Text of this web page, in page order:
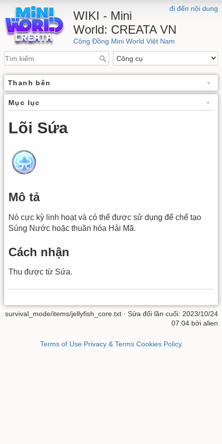
đi đến nội dung
WIKI - Mini
World: CREATA VN
Cộng Đồng Mini World Việt Nam
Thanh bên
Mục lục
Lõi Sứa
Mô tả
Nó cực kỳ linh hoạt và có thể được sử dụng để chế tạo
Súng Nước hoặc thuần hóa Hải Mã.
Cách nhận
Thu được từ Sứa.
survival_mode/items/jellyfish_core.txt · Sửa đổi lần cuối: 2023/10/24
07:04 bởi alien
Terms of Use Privacy & Terms Cookies Policy